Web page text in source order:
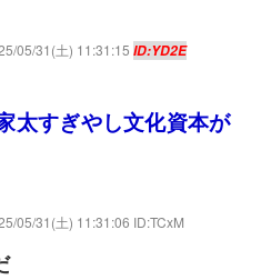
05/31(土) 11:31:15 ID:YD2E
太すぎやし文化資本が
05/31(土) 11:31:06 ID:TCxM